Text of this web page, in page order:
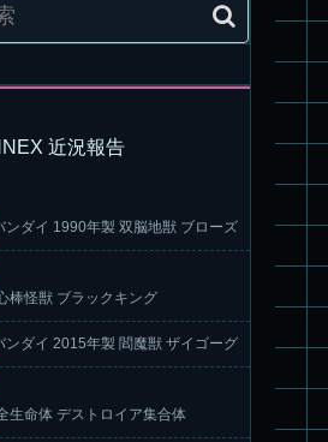
近況報告
ンダイ 1990年製 双脳地獣 ブローズ
棒怪獣 ブラックキング
ンダイ 2015年製 閻魔獣 ザイゴーグ
生命体 デストロイア集合体